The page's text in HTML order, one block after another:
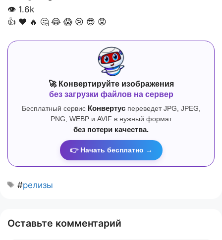
👁 1.6k
👍 ❤️ 🔥 🤔 😂 😱 😢 😎 😡
🚀 Конвертируйте изображения
без загрузки файлов на сервер
Бесплатный сервис Конвертуспереведет JPG, JPEG,
PNG, WEBP и AVIF в нужный формат
без потери качества.
👉 Начать бесплатно →
#релизы
Оставьте комментарий